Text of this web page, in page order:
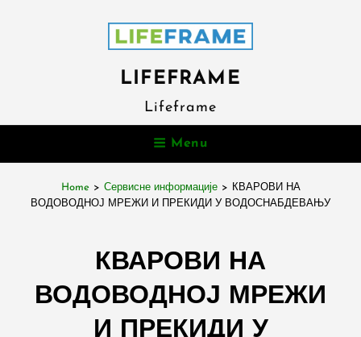
LIFEFRAME
Lifeframe
Menu
Home > Сервисне информације >
КВАРОВИ НА
ВОДОВОДНОЈ МРЕЖИ И ПРЕКИДИ У ВОДОСНАБДЕВАЊУ
КВАРОВИ НА
ВОДОВОДНОЈ МРЕЖИ
И ПРЕКИДИ У